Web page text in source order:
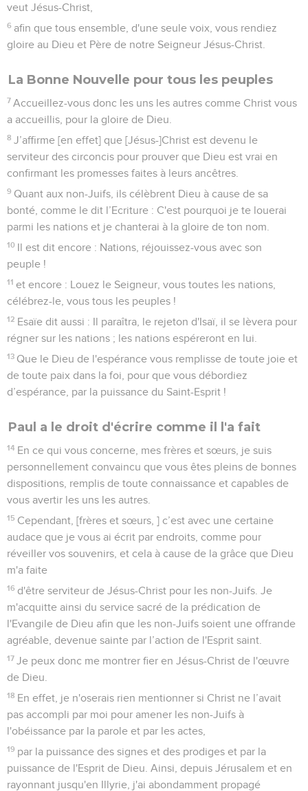
veut Jésus-Christ,
6 afin que tous ensemble, d'une seule voix, vous rendiez
gloire au Dieu et Père de notre Seigneur Jésus-Christ.
La Bonne Nouvelle pour tous les peuples
7 Accueillez-vous donc les uns les autres comme Christ vous
a accueillis, pour la gloire de Dieu.
8 J’affirme [en effet] que [Jésus-]Christ est devenu le
serviteur des circoncis pour prouver que Dieu est vrai en
confirmant les promesses faites à leurs ancêtres.
9 Quant aux non-Juifs, ils célèbrent Dieu à cause de sa
bonté, comme le dit l’Ecriture : C'est pourquoi je te louerai
parmi les nations et je chanterai à la gloire de ton nom.
10 Il est dit encore : Nations, réjouissez-vous avec son
peuple !
11 et encore : Louez le Seigneur, vous toutes les nations,
célébrez-le, vous tous les peuples !
12 Esaïe dit aussi : Il paraîtra, le rejeton d'Isaï, il se lèvera pour
régner sur les nations ; les nations espéreront en lui.
13 Que le Dieu de l'espérance vous remplisse de toute joie et
de toute paix dans la foi, pour que vous débordiez
d’espérance, par la puissance du Saint-Esprit !
Paul a le droit d'écrire comme il l'a fait
14 En ce qui vous concerne, mes frères et sœurs, je suis
personnellement convaincu que vous êtes pleins de bonnes
dispositions, remplis de toute connaissance et capables de
vous avertir les uns les autres.
15 Cependant, [frères et sœurs, ] c’est avec une certaine
audace que je vous ai écrit par endroits, comme pour
réveiller vos souvenirs, et cela à cause de la grâce que Dieu
m'a faite
16 d'être serviteur de Jésus-Christ pour les non-Juifs. Je
m'acquitte ainsi du service sacré de la prédication de
l'Evangile de Dieu afin que les non-Juifs soient une offrande
agréable, devenue sainte par l’action de l'Esprit saint.
17 Je peux donc me montrer fier en Jésus-Christ de l'œuvre
de Dieu.
18 En effet, je n'oserais rien mentionner si Christ ne l’avait
pas accompli par moi pour amener les non-Juifs à
l'obéissance par la parole et par les actes,
19 par la puissance des signes et des prodiges et par la
puissance de l'Esprit de Dieu. Ainsi, depuis Jérusalem et en
rayonnant jusqu'en Illyrie, j'ai abondamment propagé